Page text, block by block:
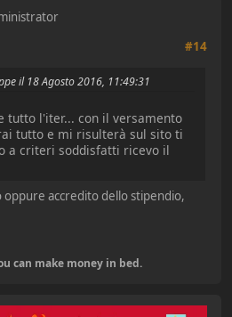
#14
il 18 Agosto 2016, 11:49:31
tutto l'iter... con il versamento
tutto e mi risulterà sul sito ti
a criteri soddisfatti ricevo il
accredito dello stipendio,
can make money in bed.